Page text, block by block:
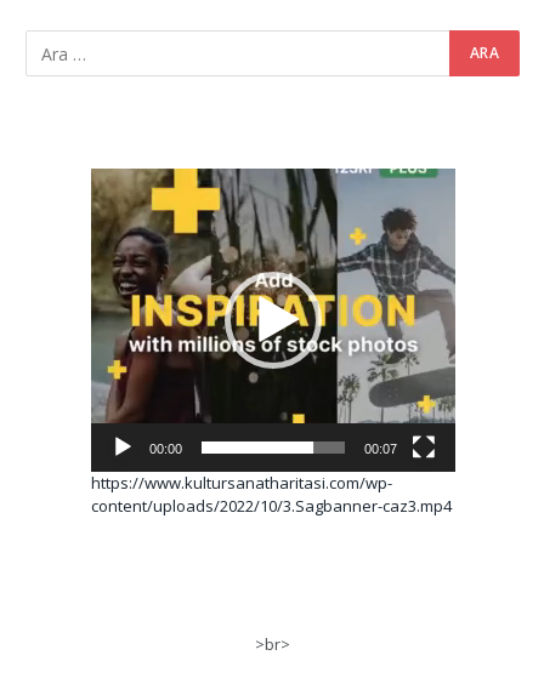
Video
oynatıcı
00:00 00:07
https://www.kultursanatharitasi.com/wp-
content/uploads/2022/10/3.Sagbanner-caz3.mp4
>br>